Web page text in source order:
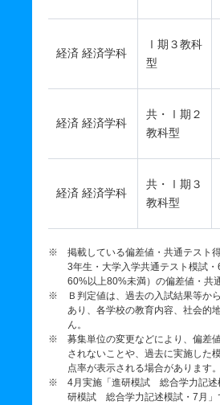
経済 経済学科
Ⅰ期３教科
型
経済 経済学科
共・Ⅰ期２
教科型
経済 経済学科
共・Ⅰ期３
教科型
※ 掲載している偏差値・共通テスト
3年生・大学入学共通テスト模試
60%以上80%未満）の偏差値・共
※ Ｂ判定値は、過去の入試結果等か
あり、各学校の教育内容、社会的
ん。
※ 募集単位の変更などにより、偏差
されないことや、過去に実施した
点率が表示される場合があります。
※ 4月実施「進研模試 総合学力記述
研模試 総合学力記述模試・7月」